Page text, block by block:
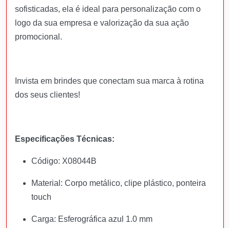
sofisticadas, ela é ideal para personalização com o
logo da sua empresa e valorização da sua ação
promocional.
Invista em brindes que conectam sua marca à rotina
dos seus clientes!
Especificações Técnicas:
Código: X08044B
Material: Corpo metálico, clipe plástico, ponteira
touch
Carga: Esferográfica azul 1.0 mm